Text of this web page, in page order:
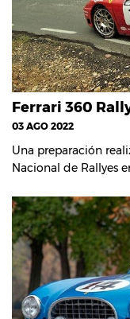
Ferrari 360
03 AGO 2022
Una preparación
Nacional de Rallyes